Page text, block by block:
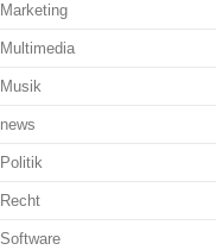
Marketing
Multimedia
Musik
news
Politik
Recht
Software